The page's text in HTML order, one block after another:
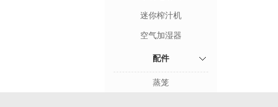
迷你榨汁机
空气加湿器
配件
蒸笼